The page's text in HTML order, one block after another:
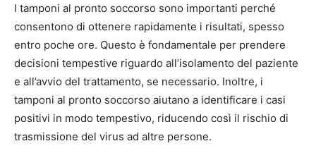
I tamponi al pronto soccorso sono importanti perché
consentono di ottenere rapidamente i risultati, spesso
entro poche ore. Questo è fondamentale per prendere
decisioni tempestive riguardo all’isolamento del paziente
e all’avvio del trattamento, se necessario. Inoltre, i
tamponi al pronto soccorso aiutano a identificare i casi
positivi in modo tempestivo, riducendo così il rischio di
trasmissione del virus ad altre persone.